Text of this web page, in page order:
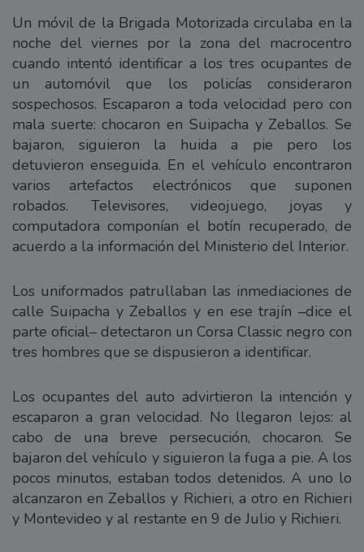
Un móvil de la Brigada Motorizada circulaba en la
noche del viernes por la zona del macrocentro
cuando intentó identificar a los tres ocupantes de
un automóvil que los policías consideraron
sospechosos. Escaparon a toda velocidad pero con
mala suerte: chocaron en Suipacha y Zeballos. Se
bajaron, siguieron la huida a pie pero los
detuvieron enseguida. En el vehículo encontraron
varios artefactos electrónicos que suponen
robados. Televisores, videojuego, joyas y
computadora componían el botín recuperado, de
acuerdo a la información del Ministerio del Interior.
Los uniformados patrullaban las inmediaciones de
calle Suipacha y Zeballos y en ese trajín –dice el
parte oficial– detectaron un Corsa Classic negro con
tres hombres que se dispusieron a identificar.
Los ocupantes del auto advirtieron la intención y
escaparon a gran velocidad. No llegaron lejos: al
cabo de una breve persecución, chocaron. Se
bajaron del vehículo y siguieron la fuga a pie. A los
pocos minutos, estaban todos detenidos. A uno lo
alcanzaron en Zeballos y Richieri, a otro en Richieri
y Montevideo y al restante en 9 de Julio y Richieri.